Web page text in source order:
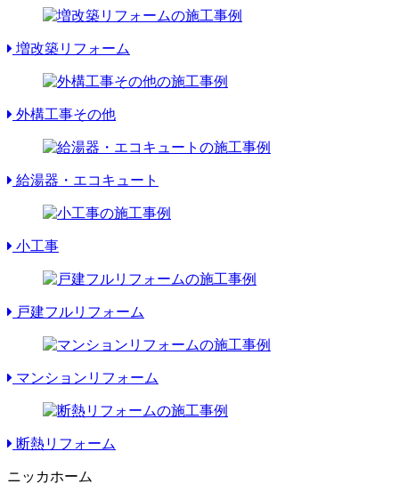
増改築リフォーム
外構工事その他
給湯器・エコキュート
小工事
戸建フルリフォーム
マンションリフォーム
断熱リフォーム
ニッカホーム